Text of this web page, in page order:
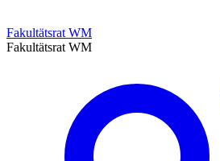
Fakultätsrat WM
Fakultätsrat WM